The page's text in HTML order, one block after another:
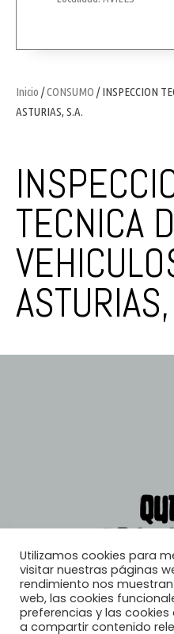
Inicio /CONSUMO / INSPECCION
ASTURIAS, S.A.
TECNICA
Utilizamos cookies para
visitar nuestras páginas
rendimiento nos
web, las cookies
preferencias y las
a compartir contenido